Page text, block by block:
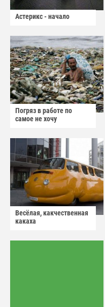
Астерикс - начало
Погряз в работе по
самое не хочу
Весёлая, какчественная
какаха